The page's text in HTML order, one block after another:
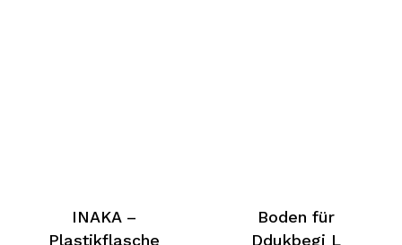
INAKA –
Plastikflasche
Boden für
Ddukbegi L